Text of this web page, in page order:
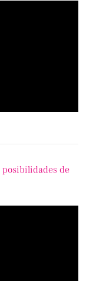
posibilidades de